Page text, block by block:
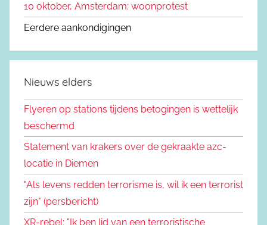
10 oktober, Amsterdam: woonprotest
Eerdere aankondigingen
Nieuws elders
Flyeren op stations tijdens betogingen is wettelijk
beschermd
Statement van krakers over de gekraakte azc-
locatie in Diemen
"Als levens redden terrorisme is, wil ik een terrorist
zijn" (persbericht)
XR-rebel: "Ik ben lid van een terroristische